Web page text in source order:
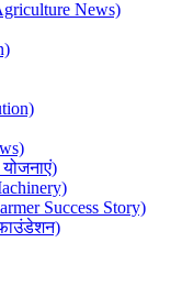
News)
Success Story)